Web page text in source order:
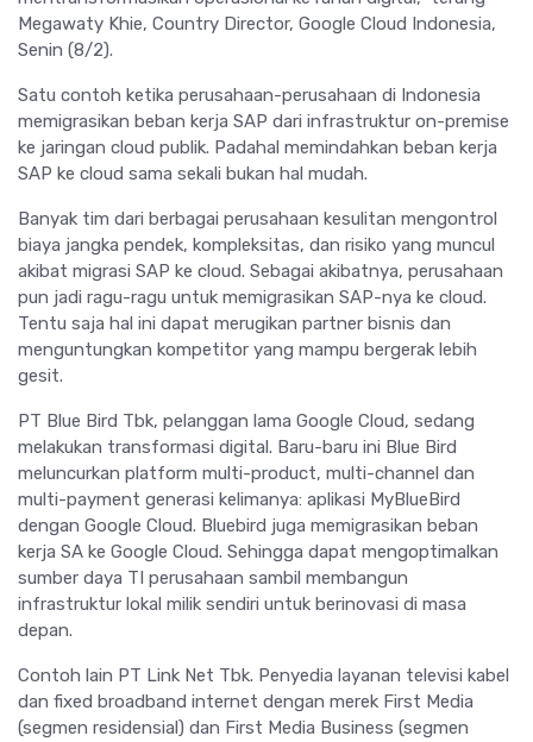
Megawaty Khie, Country Director, Google Cloud Indonesia,
Senin (8/2).
Satu contoh ketika perusahaan-perusahaan di Indonesia
memigrasikan beban kerja SAP dari infrastruktur on-premise
ke jaringan cloud publik. Padahal memindahkan beban kerja
SAP ke cloud sama sekali bukan hal mudah.
Banyak tim dari berbagai perusahaan kesulitan mengontrol
biaya jangka pendek, kompleksitas, dan risiko yang muncul
akibat migrasi SAP ke cloud. Sebagai akibatnya, perusahaan
pun jadi ragu-ragu untuk memigrasikan SAP-nya ke cloud.
Tentu saja hal ini dapat merugikan partner bisnis dan
menguntungkan kompetitor yang mampu bergerak lebih
gesit.
PT Blue Bird Tbk, pelanggan lama Google Cloud, sedang
melakukan transformasi digital. Baru-baru ini Blue Bird
meluncurkan platform multi-product, multi-channel dan
multi-payment generasi kelimanya: aplikasi MyBlueBird
dengan Google Cloud. Bluebird juga memigrasikan beban
kerja SA ke Google Cloud. Sehingga dapat mengoptimalkan
sumber daya TI perusahaan sambil membangun
infrastruktur lokal milik sendiri untuk berinovasi di masa
depan.
Contoh lain PT Link Net Tbk. Penyedia layanan televisi kabel
dan fixed broadband internet dengan merek First Media
(segmen residensial) dan First Media Business (segmen